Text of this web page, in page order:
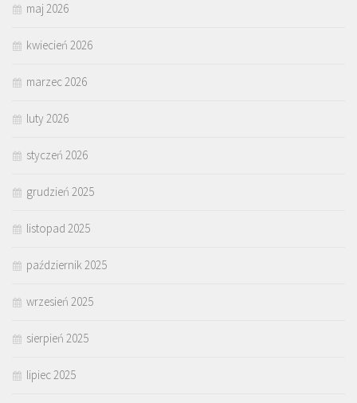
maj 2026
kwiecień 2026
marzec 2026
luty 2026
styczeń 2026
grudzień 2025
listopad 2025
październik 2025
wrzesień 2025
sierpień 2025
lipiec 2025